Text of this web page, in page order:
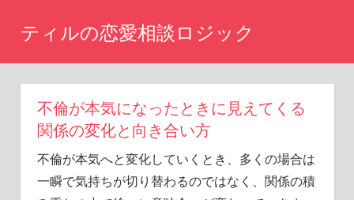
ティルの恋愛相談ロジック
不倫が本気になったときに見えてくる
関係の変化と向き合い方
不倫が本気へと変化していくとき、多くの場合は
一瞬で気持ちが切り替わるのではなく、関係の積